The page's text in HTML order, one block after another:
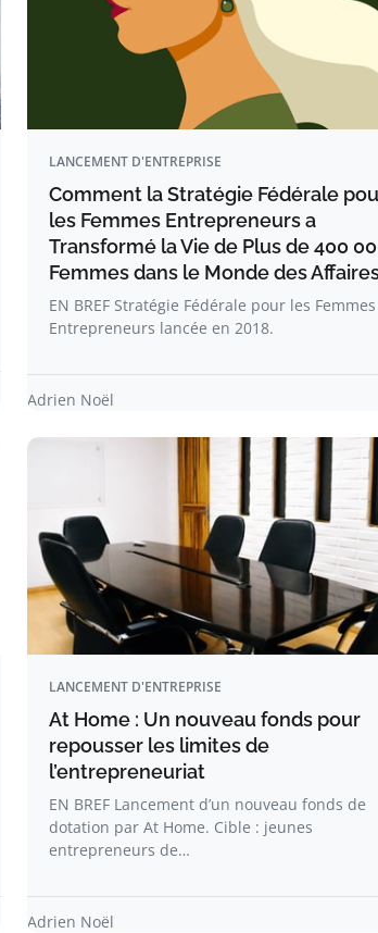
LANCEMENT D'ENTREPRISE
Comment la Stratégie Fédérale
les Femmes Entrepreneurs a
Transformé la Vie de Plus de 400
Femmes dans le Monde des
EN BREF Stratégie Fédérale pour les Femmes
Entrepreneurs lancée en 2018.
Adrien Noël
LANCEMENT D'ENTREPRISE
At Home : Un nouveau fonds pour
repousser les limites de
l’entrepreneuriat
EN BREF Lancement d’un nouveau fonds de
dotation par At Home. Cible : jeunes
entrepreneurs de…
Adrien Noël